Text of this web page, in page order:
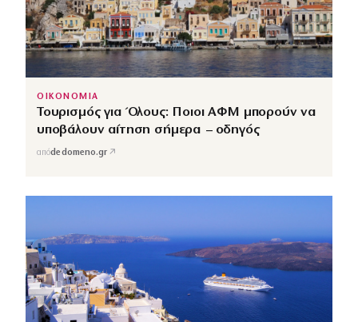
ΟΙΚΟΝΟΜΙΑ
Τουρισμός για Όλους: Ποιοι ΑΦΜ μπορούν να
υποβάλουν αίτηση σήμερα – οδηγός
απόdedomeno.gr ↗